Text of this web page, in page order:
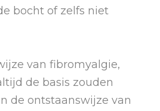
bocht of zelfs niet
van fibromyalgie,
de basis zouden
de ontstaanswijze van